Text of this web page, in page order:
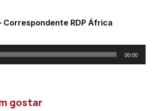
Correspondente RDP África
00:00
gostar